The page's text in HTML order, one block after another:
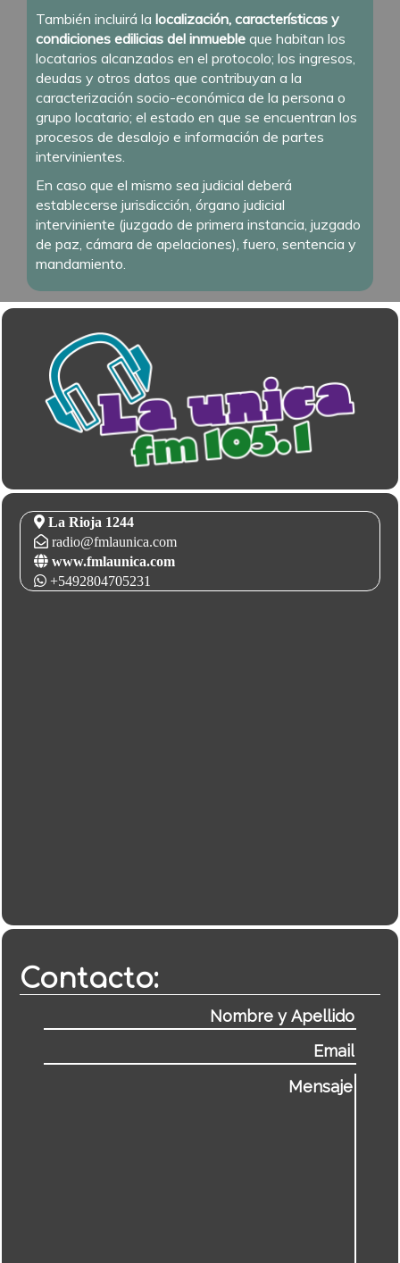
También incluirá la localización, características y
condiciones edilicias del inmueble que habitan los
locatarios alcanzados en el protocolo; los ingresos,
deudas y otros datos que contribuyan a la
caracterización socio-económica de la persona o
grupo locatario; el estado en que se encuentran los
procesos de desalojo e información de partes
intervinientes.
En caso que el mismo sea judicial deberá
establecerse jurisdicción, órgano judicial
interviniente (juzgado de primera instancia, juzgado
de paz, cámara de apelaciones), fuero, sentencia y
mandamiento.
La Rioja 1244
radio@fmlaunica.com
www.fmlaunica.com
+5492804705231
Contacto: